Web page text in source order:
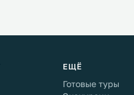
ЕЩЁ
Готовые туры